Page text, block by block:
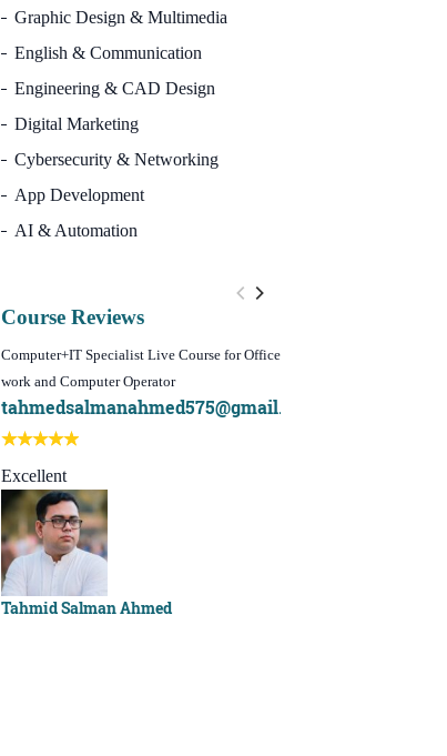
Graphic Design & Multimedia
English & Communication
Engineering & CAD Design
Digital Marketing
Cybersecurity & Networking
App Development
AI & Automation
Course Reviews
Computer+IT Specialist Live Course for Office
work and Computer Operator
tahmedsalmanahmed575@gmail.com
Excellent
Tahmid Salman Ahmed